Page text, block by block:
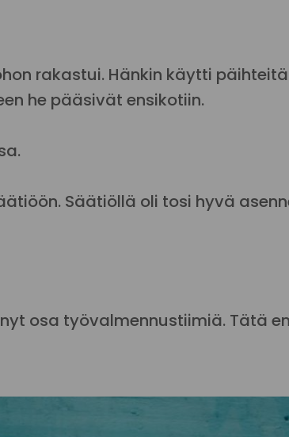
rakastui. Hänkin käytti
he pääsivät ensikotiin.
Säätiöllä oli tosi hyvä
osa työvalmennustiimiä. Tätä